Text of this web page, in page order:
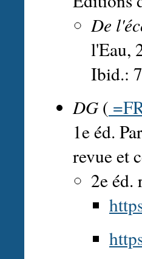
De
l'Eau,
Ibid.:
DG (
1e éd.
revue et
2e éd.